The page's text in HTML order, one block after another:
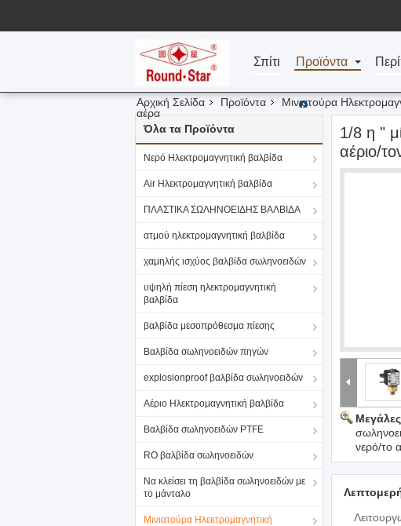
Σπίτι Προϊόντα
Αρχική Σελίδα Προϊόντα Μινιατούρα
αέρα
Όλα τα Προϊόντα
Νερό Ηλεκτρομαγνητική βαλβίδα
Air Ηλεκτρομαγνητική βαλβίδα
ΠΛΑΣΤΙΚΑ ΣΩΛΗΝΟΕΙΔΗΣ ΒΑΛΒΙΔΑ
ατμού ηλεκτρομαγνητική βαλβίδα
χαμηλής ισχύος βαλβίδα σωληνοειδών
υψηλή πίεση ηλεκτρομαγνητική
βαλβίδα
βαλβίδα μεσοπρόθεσμα πίεσης
Βαλβίδα σωληνοειδών πηγών
explosionproof βαλβίδα σωληνοειδών
Αέριο Ηλεκτρομαγνητική βαλβίδα
Βαλβίδα σωληνοειδών PTFE
RO βαλβίδα σωληνοειδών
Να κλείσει τη βαλβίδα σωληνοειδών με
το μάνταλο
Μινιατούρα Ηλεκτρομαγνητική
1/8 η "
αέριο/
νερό/το